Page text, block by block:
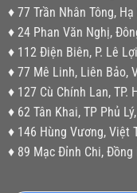
♦ 77 Trần Nhân Tông,
♦ 24 Phan Văn Nghị,
♦ 112 Điện Biên, P. Lê
♦ 77 Mê Linh, Liên Bảo,
♦ 127 Cù Chính Lan, TP.
♦ 62 Tân Khai, TP Phủ
♦ 146 Hùng Vương, Việt
♦ 89 Mạc Đỉnh Chi, Đồng